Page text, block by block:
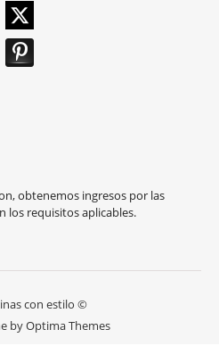
obtenemos ingresos por las
los requisitos aplicables.
con estilo ©
byOptima Themes